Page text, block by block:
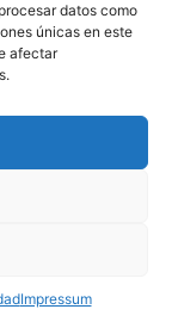
datos como
únicas en este
afectar
Impressum